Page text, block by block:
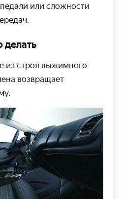
или сложности
делать
из строя выжимного
возвращает